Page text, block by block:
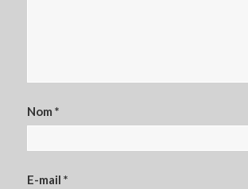
Nom*
E-mail*